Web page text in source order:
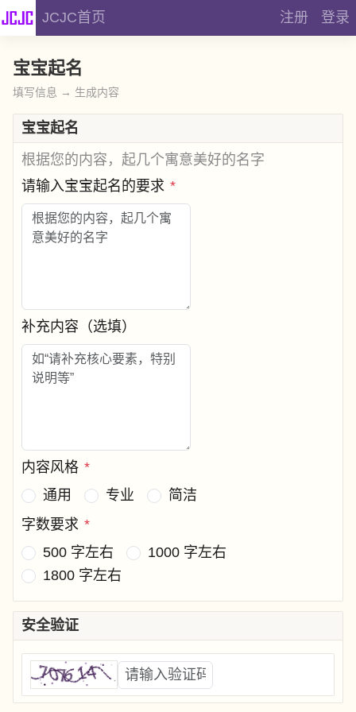
JCJC首页 注册 登录
宝宝起名
填写信息 → 生成内容
宝宝起名
根据您的内容，起几个寓意美好的名字
请输入宝宝起名的要求 *
补充内容（选填）
内容风格 *
通用
专业
简洁
字数要求 *
500 字左右
1000 字左右
1800 字左右
安全验证